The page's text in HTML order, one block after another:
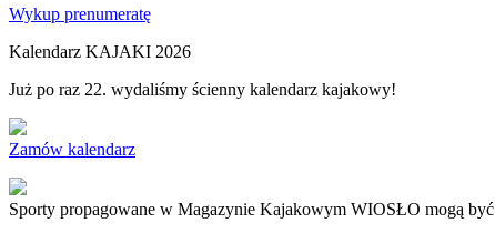
Wykup prenumeratę
Kalendarz KAJAKI 2026
Już po raz 22. wydaliśmy ścienny kalendarz kajakowy!
Zamów kalendarz
Sporty propagowane w Magazynie Kajakowym WIOSŁO mogą